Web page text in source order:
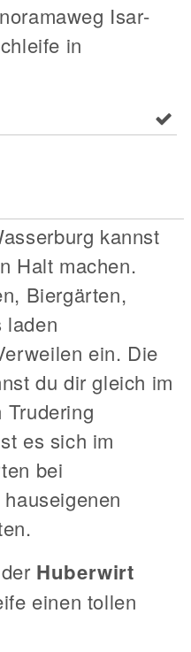
Isar-
in
kannst
Halt machen.
Biergärten,
laden
ein. Die
du dir gleich im
Trudering
es sich im
bei
Huberwirt
einen tollen